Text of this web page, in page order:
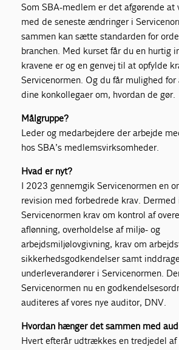
Som SBA-medlem er det afgørende
med de seneste ændringer i
sammen kan sætte standarden for
branchen. Med kurset får du en hurtig
kravene er og en genvej til at opfylde
Servicenormen. Og du får mulighed for
dine konkollegaer om, hvordan de gør.
Målgruppe?
Leder og medarbejdere der arbejde
hos SBA’s medlemsvirksomheder.
Hvad er nyt?
I 2023 gennemgik Servicenormen en
revision med forbedrede krav. Dermed
Servicenormen krav om kontrol af
aflønning, overholdelse af miljø- og
arbejdsmiljølovgivning, krav om
sikkerhedsgodkendelser samt
underleverandører i Servicenormen.
Servicenormen nu en
auditeres af vores nye auditor, DNV.
Hvordan hænger det sammen med
Hvert efterår udtrækkes en tredjedel af